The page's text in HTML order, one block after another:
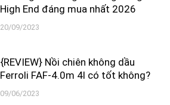
High End đáng mua nhất 2026
20/09/2023
{REVIEW} Nồi chiên không dầu
Ferroli FAF-4.0m 4l có tốt không?
09/06/2023